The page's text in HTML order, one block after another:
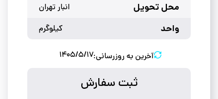
محل تحویل انبار تهران
واحد کیلوگرم
آخرین به روزرسانی:۱۴۰۵/۵/۱۷
ثبت سفارش